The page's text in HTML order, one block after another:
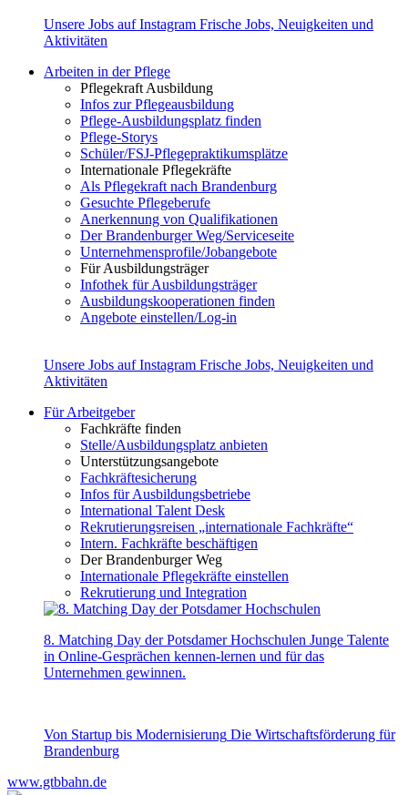
Unsere Jobs auf Instagram Frische Jobs, Neuigkeiten und
Aktivitäten
Arbeiten in der Pflege
Pflegekraft Ausbildung
Infos zur Pflegeausbildung
Pflege-Ausbildungsplatz finden
Pflege-Storys
Schüler/FSJ-Pflegepraktikumsplätze
Internationale Pflegekräfte
Als Pflegekraft nach Brandenburg
Gesuchte Pflegeberufe
Anerkennung von Qualifikationen
Der Brandenburger Weg/Serviceseite
Unternehmensprofile/Jobangebote
Für Ausbildungsträger
Infothek für Ausbildungsträger
Ausbildungskooperationen finden
Angebote einstellen/Log-in
Unsere Jobs auf Instagram Frische Jobs, Neuigkeiten und
Aktivitäten
Für Arbeitgeber
Fachkräfte finden
Stelle/Ausbildungsplatz anbieten
Unterstützungsangebote
Fachkräftesicherung
Infos für Ausbildungsbetriebe
International Talent Desk
Rekrutierungsreisen „internationale Fachkräfte“
Intern. Fachkräfte beschäftigen
Der Brandenburger Weg
Internationale Pflegekräfte einstellen
Rekrutierung und Integration
8. Matching Day der Potsdamer Hochschulen Junge Talente
in Online-Gesprächen kennen-lernen und für das
Unternehmen gewinnen.
Von Startup bis Modernisierung Die Wirtschaftsförderung für
Brandenburg
www.gtbbahn.de